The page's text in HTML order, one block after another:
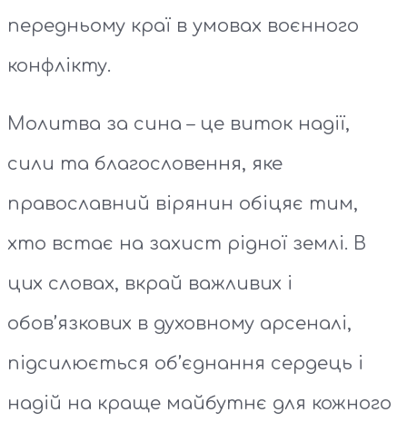
передньому краї в умовах воєнного
конфлікту.
Молитва за сина – це виток надії,
сили та благословення, яке
православний вірянин обіцяє тим,
хто встає на захист рідної землі. В
цих словах, вкрай важливих і
обов’язкових в духовному арсеналі,
підсилюється об’єднання сердець і
надій на краще майбутнє для кожного